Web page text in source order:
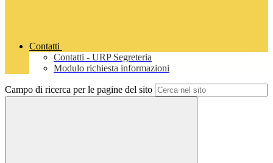
Contatti
Contatti - URP Segreteria
Modulo richiesta informazioni
Campo di ricerca per le pagine del sito